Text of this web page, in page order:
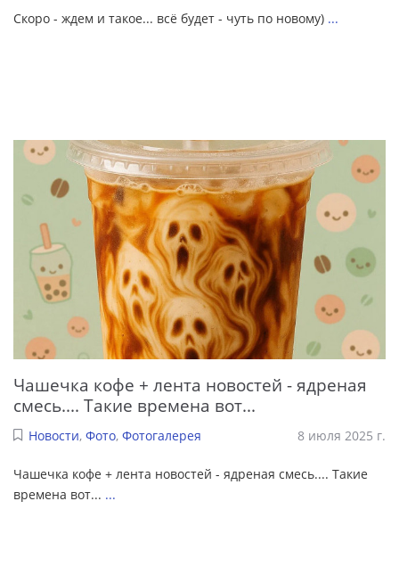
Скоро - ждем и такое... всё будет - чуть по новому) ...
Чашечка кофе + лента новостей - ядреная
смесь.... Такие времена вот...
Новости, Фото, Фотогалерея 8 июля 2025 г.
Чашечка кофе + лента новостей - ядреная смесь.... Такие
времена вот... ...